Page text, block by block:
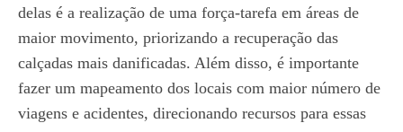
delas é a realização de uma força-tarefa em áreas de
maior movimento, priorizando a recuperação das
calçadas mais danificadas. Além disso, é importante
fazer um mapeamento dos locais com maior número de
viagens e acidentes, direcionando recursos para essas